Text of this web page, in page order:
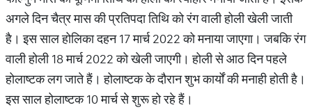
अगले दिन चैत्र मास की प्रतिपदा तिथि को रंग वाली होली खेली जाती
है। इस साल होलिका दहन 17 मार्च 2022 को मनाया जाएगा। जबकि रंग
वाली होली 18 मार्च 2022 को खेली जाएगी। होली से आठ दिन पहले
होलाष्टक लग जाते हैं। होलाष्टक के दौरान शुभ कार्यों की मनाही होती है।
इस साल होलाष्टक 10 मार्च से शुरू हो रहे हैं।